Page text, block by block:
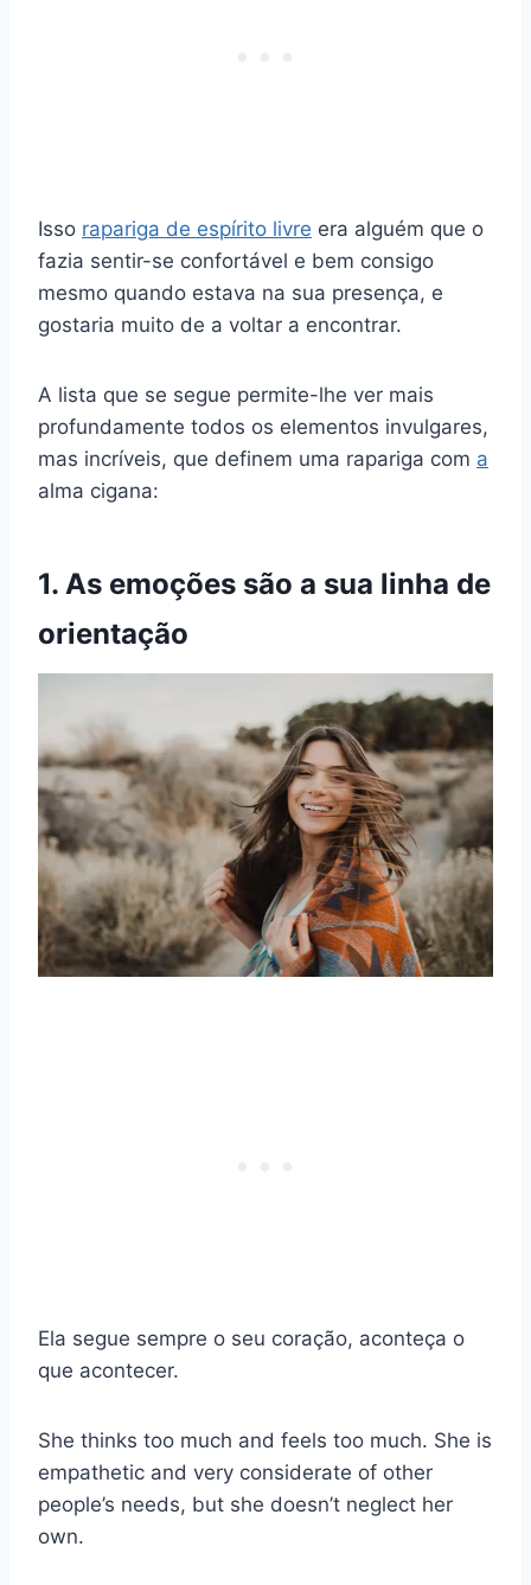
Isso rapariga de espírito livre era alguém que o
fazia sentir-se confortável e bem consigo
mesmo quando estava na sua presença, e
gostaria muito de a voltar a encontrar.
A lista que se segue permite-lhe ver mais
profundamente todos os elementos invulgares,
mas incríveis, que definem uma rapariga com a
alma cigana:
1. As emoções são a sua linha de
orientação
Ela segue sempre o seu coração, aconteça o
que acontecer.
She thinks too much and feels too much. She is
empathetic and very considerate of other
people’s needs, but she doesn’t neglect her
own.